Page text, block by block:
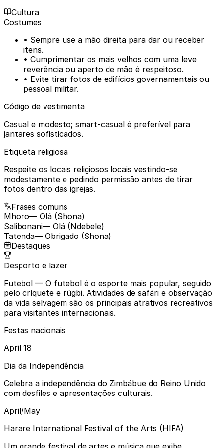
Cultura
Costumes
• Sempre use a mão direita para dar ou receber
itens.
• Cumprimentar os mais velhos com uma leve
reverência ou aperto de mão é respeitoso.
• Evite tirar fotos de edifícios governamentais ou
pessoal militar.
Código de vestimenta
Casual e modesto; smart-casual é preferível para
jantares sofisticados.
Etiqueta religiosa
Respeite os locais religiosos locais vestindo-se
modestamente e pedindo permissão antes de tirar
fotos dentro das igrejas.
Frases comuns
Mhoro— Olá (Shona)
Salibonani— Olá (Ndebele)
Tatenda— Obrigado (Shona)
Destaques
Desporto e lazer
Futebol — O futebol é o esporte mais popular, seguido
pelo críquete e rúgbi. Atividades de safári e observação
da vida selvagem são os principais atrativos recreativos
para visitantes internacionais.
Festas nacionais
April 18
Dia da Independência
Celebra a independência do Zimbábue do Reino Unido
com desfiles e apresentações culturais.
April/May
Harare International Festival of the Arts (HIFA)
Um grande festival de artes e música que exibe